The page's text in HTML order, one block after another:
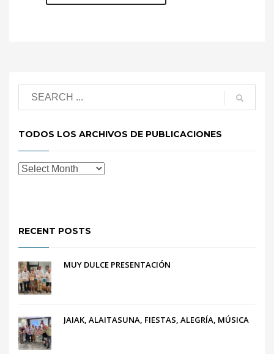
TODOS LOS ARCHIVOS DE PUBLICACIONES
RECENT POSTS
MUY DULCE PRESENTACIÓN
JAIAK, ALAITASUNA, FIESTAS, ALEGRÍA, MÚSICA